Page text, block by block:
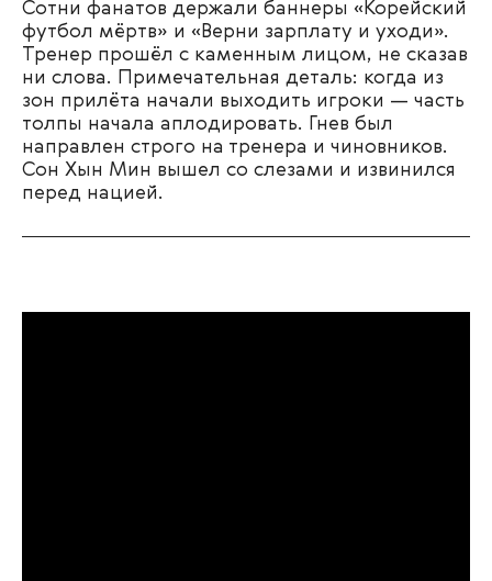
Сотни фанатов держали баннеры «Корейский
футбол мёртв» и «Верни зарплату и уходи».
Тренер прошёл с каменным лицом, не сказав
ни слова. Примечательная деталь: когда из
зон прилёта начали выходить игроки — часть
толпы начала аплодировать. Гнев был
направлен строго на тренера и чиновников.
Сон Хын Мин вышел со слезами и извинился
перед нацией.